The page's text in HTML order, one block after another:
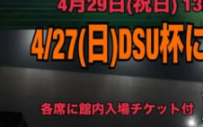
イベントレポート
ショート動画